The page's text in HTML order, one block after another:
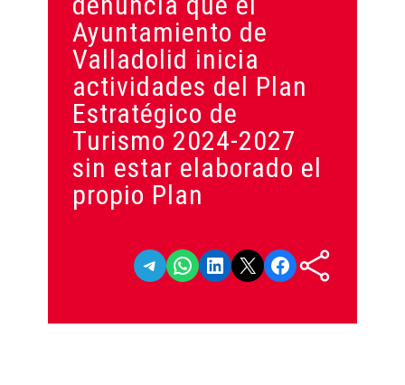
Ayuntamiento de
Valladolid inicia
actividades del Plan
Estratégico de
Turismo 2024-2027
sin estar elaborado el
propio Plan
Compartir en Telegram
Compartir en WhatsApp
Compartir en LinkedIn
Compartir en X Compartir en Facebook